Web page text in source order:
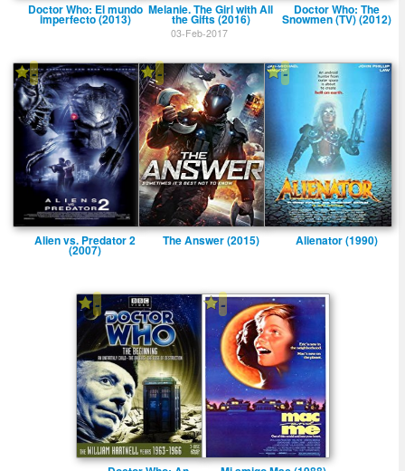
Doctor Who: El mundo
imperfecto (2013)
Melanie. The Girl with All
the Gifts (2016)
03-Feb-2017
Doctor Who: The
Snowmen (TV) (2012)
-
Alien vs. Predator 2
(2007)
-
The Answer (2015)
-
Alienator (1990)
- -